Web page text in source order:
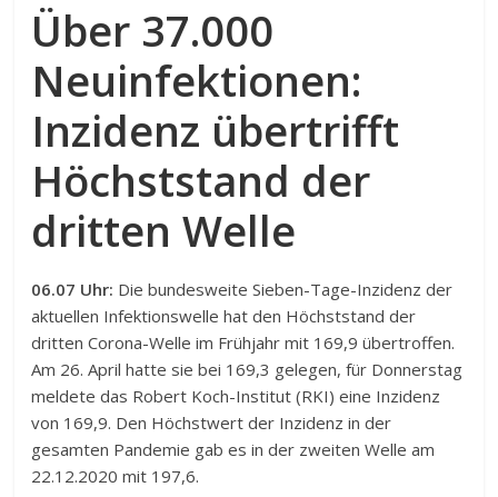
Über 37.000
Neuinfektionen:
Inzidenz übertrifft
Höchststand der
dritten Welle
06.07 Uhr: Die bundesweite Sieben-Tage-Inzidenz der
aktuellen Infektionswelle hat den Höchststand der
dritten Corona-Welle im Frühjahr mit 169,9 übertroffen.
Am 26. April hatte sie bei 169,3 gelegen, für Donnerstag
meldete das Robert Koch-Institut (RKI) eine Inzidenz
von 169,9. Den Höchstwert der Inzidenz in der
gesamten Pandemie gab es in der zweiten Welle am
22.12.2020 mit 197,6.